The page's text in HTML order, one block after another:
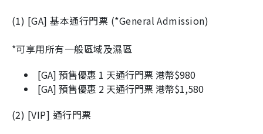
(1) [GA] 基本通行門票 (*General Admission)
*可享用所有一般區域及濕區
[GA] 預售優惠 1 天通行門票 港幣$980
[GA] 預售優惠 2 天通行門票 港幣$1,580
(2) [VIP] 通行門票